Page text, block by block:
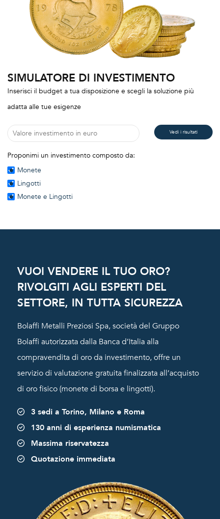
SIMULATORE DI INVESTIMENTO
Inserisci il budget a tua disposizione e scegli la soluzione più
adatta alle tue esigenze
Proponimi un investimento composto da:
Monete
Lingotti
Monete e Lingotti
VUOI VENDERE IL TUO ORO?
RIVOLGITI AGLI ESPERTI DEL
SETTORE, IN TUTTA SICUREZZA
Bolaffi Metalli Preziosi Spa, società del Gruppo
Bolaffi autorizzata dalla Banca d’Italia alla
compravendita di oro da investimento, offre un
servizio di valutazione gratuita finalizzata all’acquisto
di oro fisico (monete di borsa e lingotti).
3 sedi a Torino, Milano e Roma
130 anni di esperienza numismatica
Massima riservatezza
Quotazione immediata